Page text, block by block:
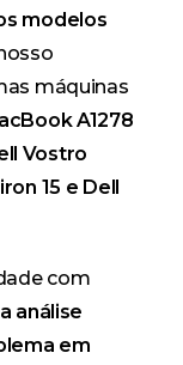
modelos
máquinas
A1278
Vostro
15 e Dell
com
a análise
em